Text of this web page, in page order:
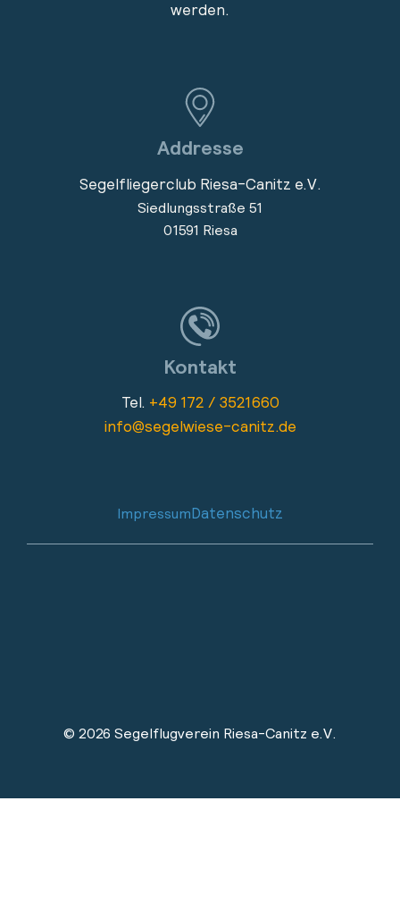
werden.
Addresse
Segelfliegerclub Riesa-Canitz e.V.
Siedlungsstraße 51
01591 Riesa
Kontakt
Tel. +49 172 / 3521660
info@segelwiese-canitz.de
ImpressumDatenschutz
© 2026 Segelflugverein Riesa-Canitz e.V.